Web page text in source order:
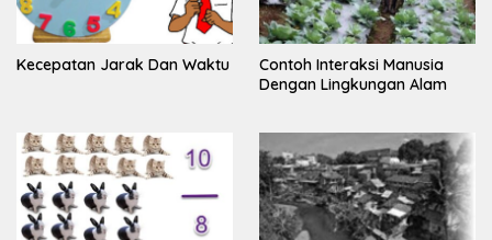
Kecepatan Jarak Dan Waktu
Contoh Interaksi Manusia
Dengan Lingkungan Alam